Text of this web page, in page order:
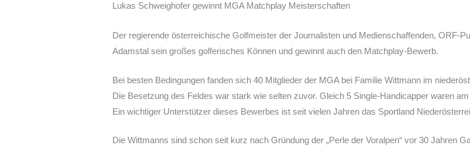
Lukas Schweighofer gewinnt MGA Matchplay Meisterschaften
Der regierende österreichische Golfmeister der Journalisten und Medienschaffenden, ORF-
Adamstal sein großes golferisches Können und gewinnt auch den Matchplay-Bewerb.
Bei besten Bedingungen fanden sich 40 Mitglieder der MGA bei Familie Wittmann im
Die Besetzung des Feldes war stark wie selten zuvor. Gleich 5 Single-Handicapper waren
Ein wichtiger Unterstützer dieses Bewerbes ist seit vielen Jahren das Sportland
Die Wittmanns sind schon seit kurz nach Gründung der „Perle der Voralpen“ vor 30 Jahren